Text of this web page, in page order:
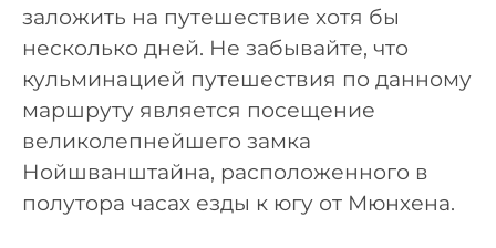
заложить на путешествие хотя бы
несколько дней. Не забывайте, что
кульминацией путешествия по данному
маршруту является посещение
великолепнейшего замка
Нойшванштайна, расположенного в
полутора часах езды к югу от Мюнхена.